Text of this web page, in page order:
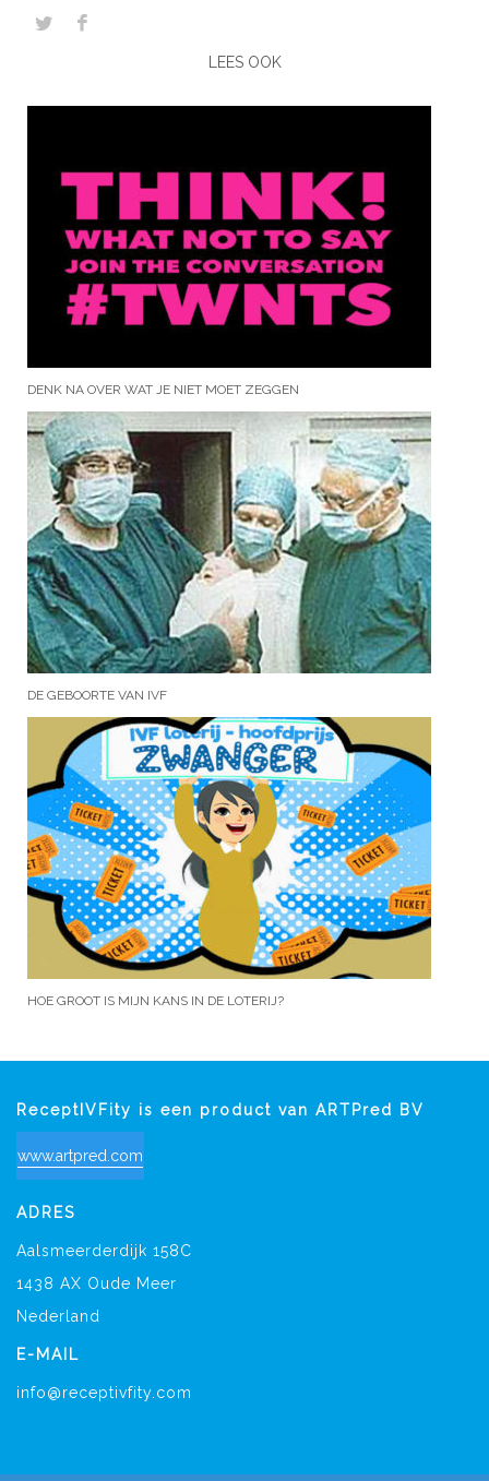
LEES OOK
DENK NA OVER WAT JE NIET MOET ZEGGEN
DE GEBOORTE VAN IVF
HOE GROOT IS MIJN KANS IN DE LOTERIJ?
ReceptIVFity is een product van ARTPred BV
www.artpred.com
ADRES
Aalsmeerderdijk 158C
1438 AX Oude Meer
Nederland
E-MAIL
info@receptivfity.com